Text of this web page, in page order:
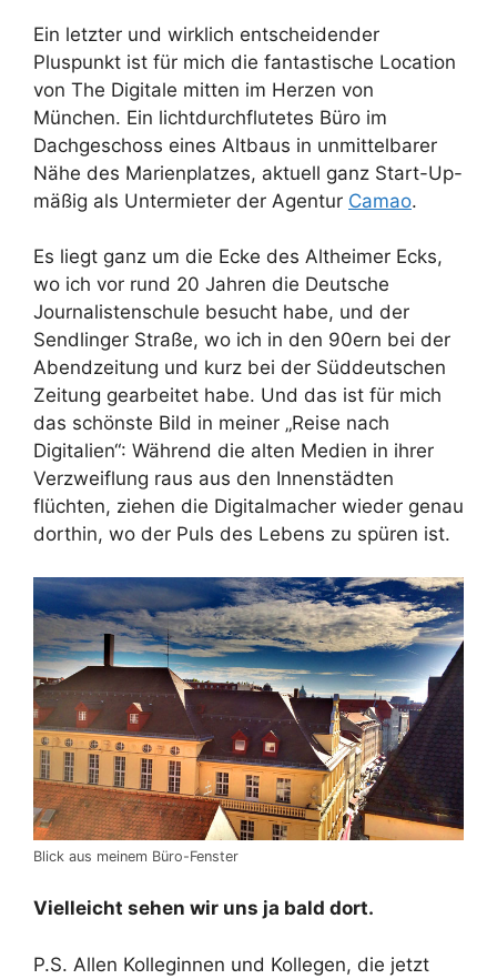
Ein letzter und wirklich entscheidender
Pluspunkt ist für mich die fantastische Location
von The Digitale mitten im Herzen von
München. Ein lichtdurchflutetes Büro im
Dachgeschoss eines Altbaus in unmittelbarer
Nähe des Marienplatzes, aktuell ganz Start-Up-
mäßig als Untermieter der Agentur Camao.
Es liegt ganz um die Ecke des Altheimer Ecks,
wo ich vor rund 20 Jahren die Deutsche
Journalistenschule besucht habe, und der
Sendlinger Straße, wo ich in den 90ern bei der
Abendzeitung und kurz bei der Süddeutschen
Zeitung gearbeitet habe. Und das ist für mich
das schönste Bild in meiner „Reise nach
Digitalien“: Während die alten Medien in ihrer
Verzweiflung raus aus den Innenstädten
flüchten, ziehen die Digitalmacher wieder genau
dorthin, wo der Puls des Lebens zu spüren ist.
Blick aus meinem Büro-Fenster
Vielleicht sehen wir uns ja bald dort.
P.S. Allen Kolleginnen und Kollegen, die jetzt